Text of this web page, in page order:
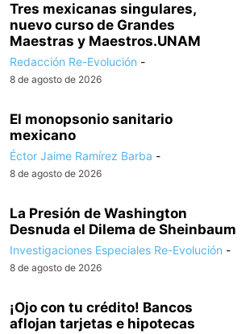
Tres mexicanas singulares,
nuevo curso de Grandes
Maestras y Maestros.UNAM
Redacción Re-Evolución -
8 de agosto de 2026
El monopsonio sanitario
mexicano
Éctor Jaime Ramírez Barba -
8 de agosto de 2026
La Presión de Washington
Desnuda el Dilema de Sheinbaum
Investigaciones Especiales Re-Evolución -
8 de agosto de 2026
¡Ojo con tu crédito! Bancos
aflojan tarjetas e hipotecas